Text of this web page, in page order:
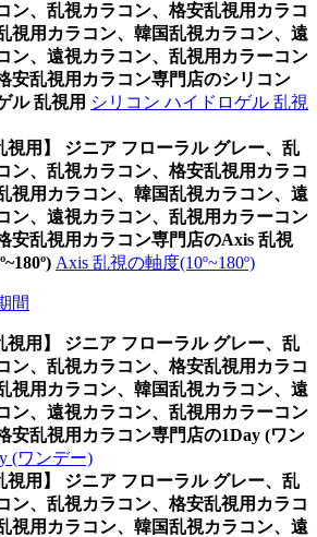
ン、乱視カラコン、格安乱視用カラコ
視用カラコン、韓国乱視カラコン、遠
ン、遠視カラコン、乱視用カラーコン
安乱視用カラコン専門店のシリコン
ル 乱視用 シリコン ハイドロゲル 乱視
視用】 ジニア フローラル グレー、乱
ン、乱視カラコン、格安乱視用カラコ
視用カラコン、韓国乱視カラコン、遠
ン、遠視カラコン、乱視用カラーコン
安乱視用カラコン専門店のAxis 乱視
Axis 乱視の軸度(10º~180º)
間
視用】 ジニア フローラル グレー、乱
ン、乱視カラコン、格安乱視用カラコ
視用カラコン、韓国乱視カラコン、遠
ン、遠視カラコン、乱視用カラーコン
安乱視用カラコン専門店の1Day (ワン
(ワンデー)
視用】 ジニア フローラル グレー、乱
ン、乱視カラコン、格安乱視用カラコ
視用カラコン、韓国乱視カラコン、遠